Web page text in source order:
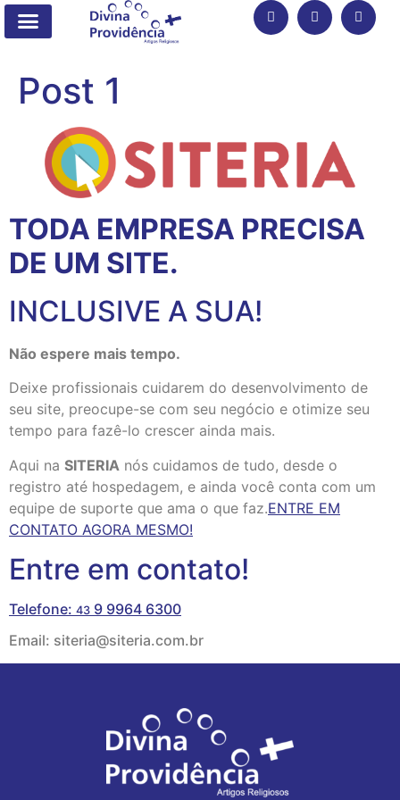
Post 1
TODA EMPRESA PRECISA
DE UM SITE.
INCLUSIVE A SUA!
Não espere mais tempo.
Deixe profissionais cuidarem do desenvolvimento de
seu site, preocupe-se com seu negócio e otimize seu
tempo para fazê-lo crescer ainda mais.
Aqui na SITERIA nós cuidamos de tudo, desde o
registro até hospedagem, e ainda você conta com um
equipe de suporte que ama o que faz.ENTRE EM
CONTATO AGORA MESMO!
Entre em contato!
Telefone: 43 9 9964 6300
Email: siteria@siteria.com.br